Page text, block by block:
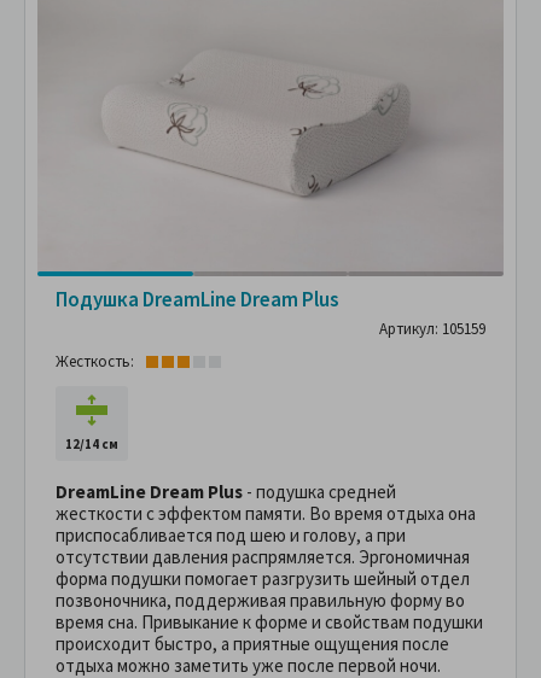
Подушка DreamLine Dream Plus
Артикул: 105159
Жесткость:
12/14 см
DreamLine Dream Plus - подушка средней
жесткости с эффектом памяти. Во время отдыха она
приспосабливается под шею и голову, а при
отсутствии давления распрямляется. Эргономичная
форма подушки помогает разгрузить шейный отдел
позвоночника, поддерживая правильную форму во
время сна. Привыкание к форме и свойствам подушки
происходит быстро, а приятные ощущения после
отдыха можно заметить уже после первой ночи.